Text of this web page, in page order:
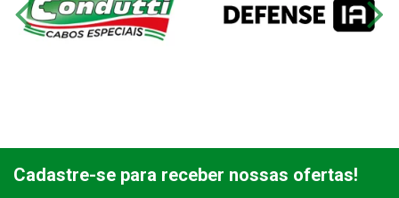
Cadastre-se para receber nossas ofertas!